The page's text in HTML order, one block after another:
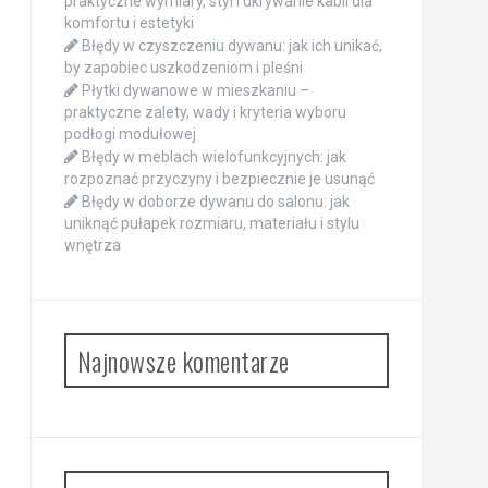
komfortu i estetyki
Błędy w czyszczeniu dywanu: jak ich unikać,
by zapobiec uszkodzeniom i pleśni
Płytki dywanowe w mieszkaniu –
praktyczne zalety, wady i kryteria wyboru
podłogi modułowej
Błędy w meblach wielofunkcyjnych: jak
rozpoznać przyczyny i bezpiecznie je usunąć
Błędy w doborze dywanu do salonu: jak
uniknąć pułapek rozmiaru, materiału i stylu
wnętrza
Najnowsze komentarze